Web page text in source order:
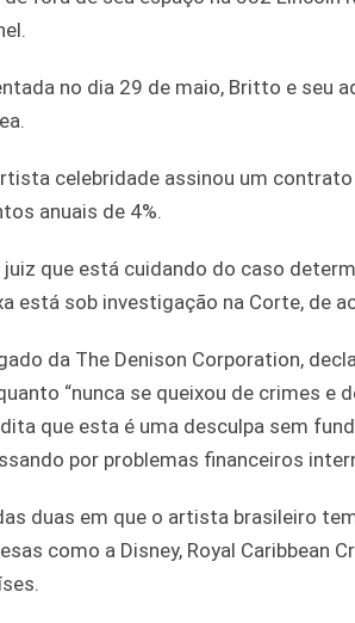
no dia 29 de maio, Britto e seu
celebridade assinou um
anuais de 4%.
juiz que está cuidando do caso
está sob investigação na Corte, de
da The Denison Corporation,
“nunca se queixou de crimes
que esta é uma desculpa sem
por problemas financeiros
duas em que o artista brasileiro
como a Disney, Royal Caribbean